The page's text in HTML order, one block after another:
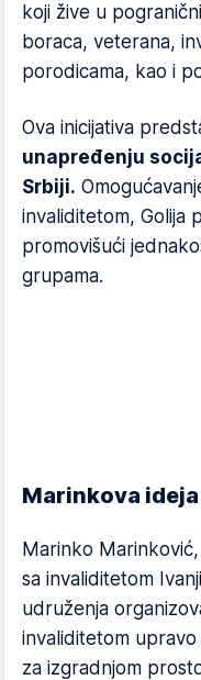
koji žive u
boraca, veterana,
porodicama, kao i
Ova inicijativa
unapređenju
Srbiji.
invaliditetom, Golija
promovišući
grupama.
Marinkova ideja
Marinko
sa invaliditetom
udruženja
invaliditetom
za izgradnjom